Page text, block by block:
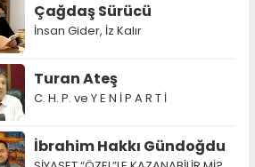
Çağdaş Sürücü
İnsan Gider, İz Kalır
Turan Ateş
C. H. P. ve Y E N İ P A R T İ
İbrahim Hakkı Gündoğdu